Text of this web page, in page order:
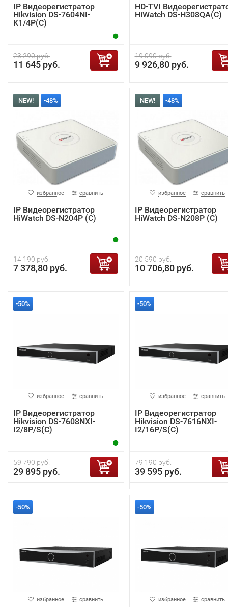
IP Видеорегистратор
Hikvision DS-7604NI-
K1/4P(C)
23 290 руб.
11 645 руб.
HD-TVI
HiWatch DS-H308QA(C)
19 090 руб.
9 926,80 руб.
NEW! -48%
избранное сравнить
IP Видеорегистратор
HiWatch DS-N204P (C)
14 190 руб.
7 378,80 руб.
NEW! -48%
избранное сравнить
IP Видеорегистратор
HiWatch DS-N208P (C)
20 590 руб.
10 706,80 руб.
-50%
избранное сравнить
IP Видеорегистратор
Hikvision DS-7608NXI-
I2/8P/S(C)
59 790 руб.
29 895 руб.
-50%
избранное сравнить
IP Видеорегистратор
Hikvision DS-7616NXI-
I2/16P/S(C)
79 190 руб.
39 595 руб.
-50%
избранное сравнить
-50%
избранное сравнить